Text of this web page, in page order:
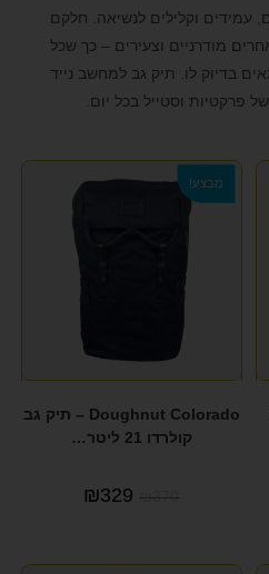
לאפס את כל האפשרויות
cached
נגישות
עמידים וקלילים לנשיאה. חלקם
מודרניים וצעירים – כך שכל
בדיוק לו. תיק גב למחשב נייד
פרקטיות וסטייל בכל יום.
מבצע!
Doughnut Colorado – תיק גב
קולרדו 21 ליטר…
₪370
₪329